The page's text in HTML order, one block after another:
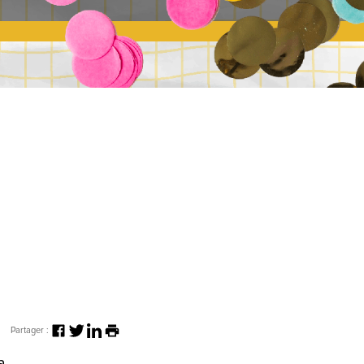
Partager :